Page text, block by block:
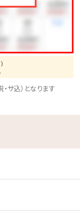
サ込）となります